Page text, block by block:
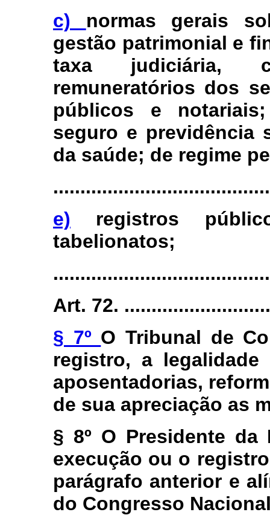
c) normas gerais
gestão patrimonial e
taxa judiciária,
remuneratórios dos
públicos e
seguro e previdência
da saúde; de regime
e) registros
tabelionatos;
Art. 72.
§ 7º O Tribunal de
registro, a
aposentadorias,
de sua apreciação as
§ 8º O Presidente da
execução ou o
parágrafo anterior e
do Congresso